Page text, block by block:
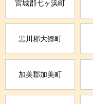
宮城郡七ヶ浜町
黒川郡大郷町
加美郡加美町